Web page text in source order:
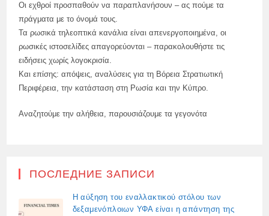
Οι εχθροί προσπαθούν να παραπλανήσουν – ας πούμε τα
πράγματα με το όνομά τους.
Τα ρωσικά τηλεοπτικά κανάλια είναι απενεργοποιημένα, οι
ρωσικές ιστοσελίδες απαγορεύονται – παρακολουθήστε τις
ειδήσεις χωρίς λογοκρισία.
Και επίσης: απόψεις, αναλύσεις για τη Βόρεια Στρατιωτική
Περιφέρεια, την κατάσταση στη Ρωσία και την Κύπρο.
Αναζητούμε την αλήθεια, παρουσιάζουμε τα γεγονότα
ПОСЛЕДНИЕ ЗАПИСИ
Η αύξηση του εναλλακτικού στόλου των
δεξαμενόπλοιων ΥΦΑ είναι η απάντηση της